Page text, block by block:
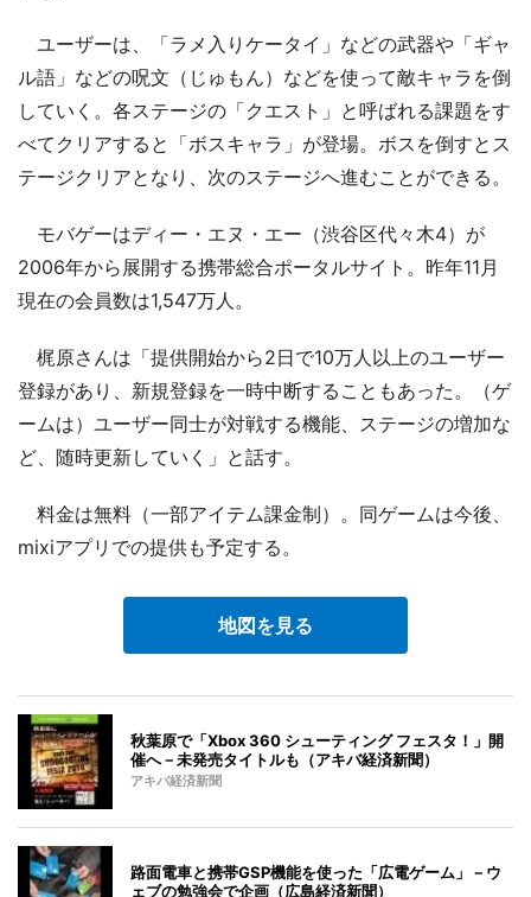
ユーザーは、「ラメ入りケータイ」などの武器や「ギャ
ル語」などの呪文（じゅもん）などを使って敵キャラを倒
していく。各ステージの「クエスト」と呼ばれる課題をす
べてクリアすると「ボスキャラ」が登場。ボスを倒すとス
テージクリアとなり、次のステージへ進むことができる。
モバゲーはディー・エヌ・エー（渋谷区代々木4）が
2006年から展開する携帯総合ポータルサイト。昨年11月
現在の会員数は1,547万人。
梶原さんは「提供開始から2日で10万人以上のユーザー
登録があり、新規登録を一時中断することもあった。（ゲ
ームは）ユーザー同士が対戦する機能、ステージの増加な
ど、随時更新していく」と話す。
料金は無料（一部アイテム課金制）。同ゲームは今後、
mixiアプリでの提供も予定する。
地図を見る
秋葉原で「Xbox 360 シューティング フェスタ！」開
催へ－未発売タイトルも（アキバ経済新聞）
アキバ経済新聞
路面電車と携帯GSP機能を使った「広電ゲーム」－ウ
ェブの勉強会で企画（広島経済新聞）